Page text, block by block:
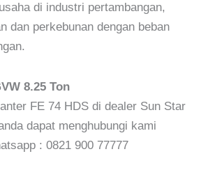
di industri pertambangan,
dan perkebunan dengan beban
8.25 Ton
FE 74 HDS di dealer Sun Star
dapat menghubungi kami
: 0821 900 77777